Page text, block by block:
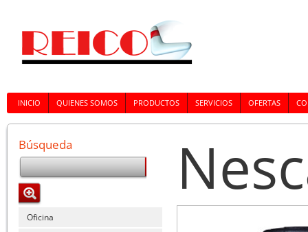
INICIO QUIENES SOMOS PRODUCTOS SERVICIOS OFERTAS
Búsqueda
Oficina